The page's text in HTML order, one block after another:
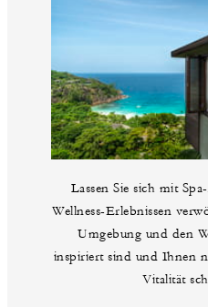
Lassen Sie sich mit
Wellness-Erlebnissen
Umgebung und den
inspiriert sind und Ihnen
Vitalität